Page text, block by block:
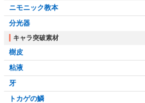
ニモニック教本
分光器
キャラ突破素材
樹皮
粘液
牙
トカゲの鱗